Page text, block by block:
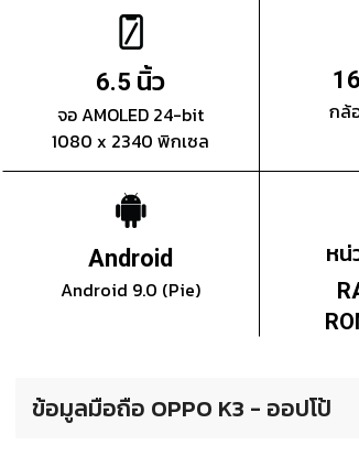
6.5 นิ้ว
จอ AMOLED 24-bit
1080 x 2340 พิกเซล
กล้
Android
Android 9.0 (Pie)
หน่
ข้อมูลมือถือ OPPO K3 - ออปโป้